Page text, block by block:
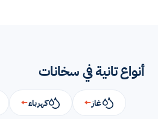
أنواع تانية في سخانات
غاز← كهرباء←